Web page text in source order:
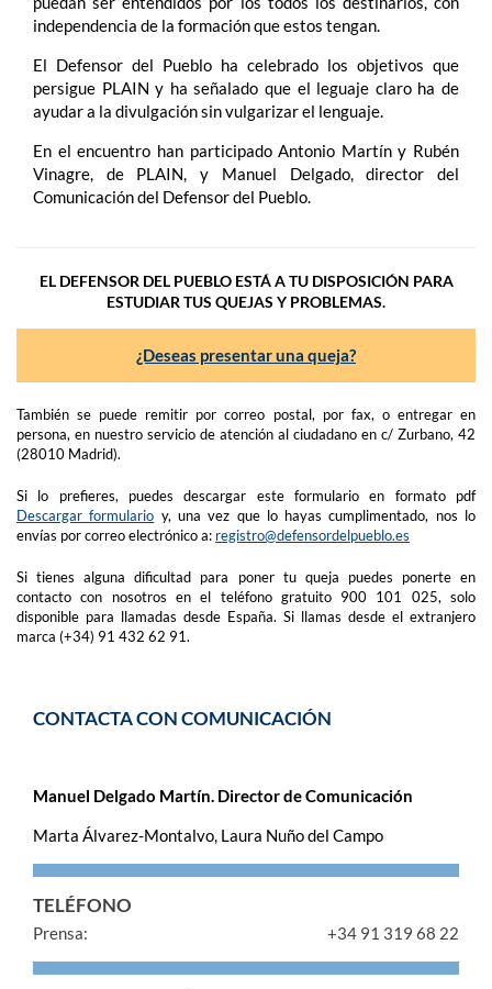
independencia de la formación que estos tengan.
El Defensor del Pueblo ha celebrado los objetivos que
persigue PLAIN y ha señalado que el leguaje claro ha de
ayudar a la divulgación sin vulgarizar el lenguaje.
En el encuentro han participado Antonio Martín y Rubén
Vinagre, de PLAIN, y Manuel Delgado, director del
Comunicación del Defensor del Pueblo.
EL DEFENSOR DEL PUEBLO ESTÁ A TU DISPOSICIÓN PARA
ESTUDIAR TUS QUEJAS Y PROBLEMAS.
¿Deseas presentar una queja?
También se puede remitir por correo postal, por fax, o entregar en
persona, en nuestro servicio de atención al ciudadano en c/ Zurbano, 42
(28010 Madrid).
Si lo prefieres, puedes descargar este formulario en formato pdf
Descargar formulario y, una vez que lo hayas cumplimentado, nos lo
envías por correo electrónico a: registro@defensordelpueblo.es
Si tienes alguna dificultad para poner tu queja puedes ponerte en
contacto con nosotros en el teléfono gratuito 900 101 025, solo
disponible para llamadas desde España. Si llamas desde el extranjero
marca (+34) 91 432 62 91.
CONTACTA CON COMUNICACIÓN
Manuel Delgado Martín. Director de Comunicación
Marta Álvarez-Montalvo, Laura Nuño del Campo
TELÉFONO
Prensa: +34 91 319 68 22